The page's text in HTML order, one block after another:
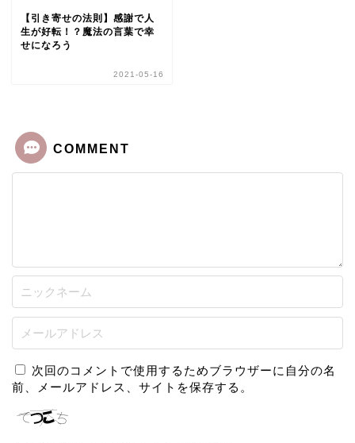
【引き寄せの法則】感謝で人
生が好転！？魔法の言葉で幸
せになろう
2021-05-16
COMMENT
次回のコメントで使用するためブラウザーに自分の名
前、メールアドレス、サイトを保存する。